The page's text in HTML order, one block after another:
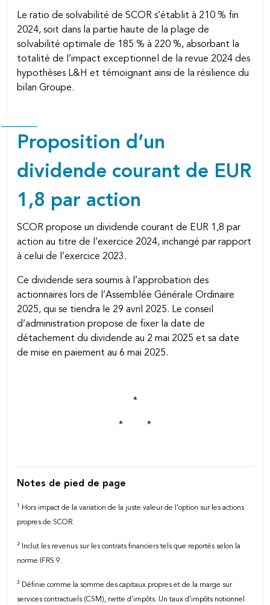
Le ratio de solvabilité de SCOR s’établit à 210 % fin
2024, soit dans la partie haute de la plage de
solvabilité optimale de 185 % à 220 %, absorbant la
totalité de l’impact exceptionnel de la revue 2024 des
hypothèses L&H et témoignant ainsi de la résilience du
bilan Groupe.
Proposition d’un
dividende courant de EUR
1,8 par action
SCOR propose un dividende courant de EUR 1,8 par
action au titre de l’exercice 2024, inchangé par rapport
à celui de l’exercice 2023.
Ce dividende sera soumis à l’approbation des
actionnaires lors de l’Assemblée Générale Ordinaire
2025, qui se tiendra le 29 avril 2025. Le conseil
d’administration propose de fixer la date de
détachement du dividende au 2 mai 2025 et sa date
de mise en paiement au 6 mai 2025.
*
* *
Notes de pied de page
1
Hors impact de la variation de la juste valeur de l’option sur les actions
propres de SCOR.
2
Inclut les revenus sur les contrats financiers tels que reportés selon la
norme IFRS 9.
3
Définie comme la somme des capitaux propres et de la marge sur
services contractuels (CSM), nette d’impôts. Un taux d’impôts notionnel